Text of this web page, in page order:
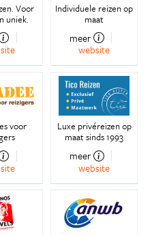
Voor
uniek.
Individuele reizen op
maat
meer
website
voor
Luxe privéreizen op
maat sinds 1993
meer
website